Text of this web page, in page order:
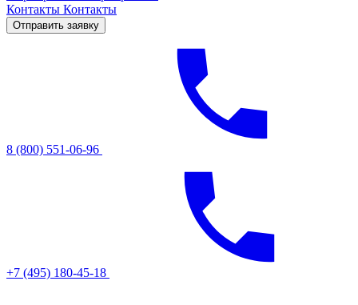
Контакты Контакты
Отправить заявку
8 (800) 551-06-96
+7 (495) 180-45-18